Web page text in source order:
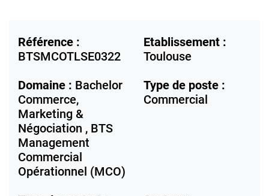
Référence :
BTSMCOTLSE0322
Etablissement :
Toulouse
Domaine : Bachelor
Commerce,
Marketing &
Négociation , BTS
Management
Commercial
Opérationnel (MCO)
Type de poste :
Commercial